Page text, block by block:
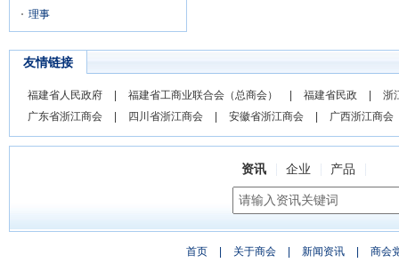
理事
友情链接
福建省人民政府 福建省工商业联合会（总商会） 福建省民政
浙
广东省浙江商会
四川省浙江商会 安徽省浙江商会 广西浙江商会
资讯 企业 产品
首页 关于商会 新闻资讯 商会